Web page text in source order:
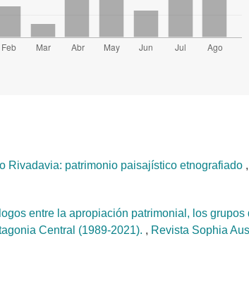
Rivadavia: patrimonio paisajístico etnografiado ,
entre la apropiación patrimonial, los
Central (1989-2021). , Revista Sophia